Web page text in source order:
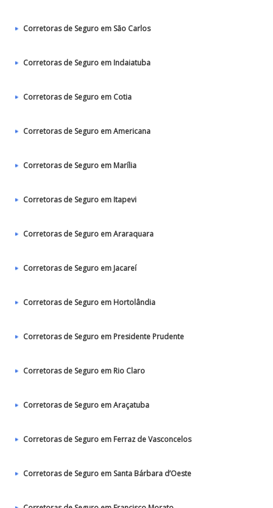
Corretoras de Seguro em São Carlos
Corretoras de Seguro em Indaiatuba
Corretoras de Seguro em Cotia
Corretoras de Seguro em Americana
Corretoras de Seguro em Marília
Corretoras de Seguro em Itapevi
Corretoras de Seguro em Araraquara
Corretoras de Seguro em Jacareí
Corretoras de Seguro em Hortolândia
Corretoras de Seguro em Presidente Prudente
Corretoras de Seguro em Rio Claro
Corretoras de Seguro em Araçatuba
Corretoras de Seguro em Ferraz de Vasconcelos
Corretoras de Seguro em Santa Bárbara d’Oeste